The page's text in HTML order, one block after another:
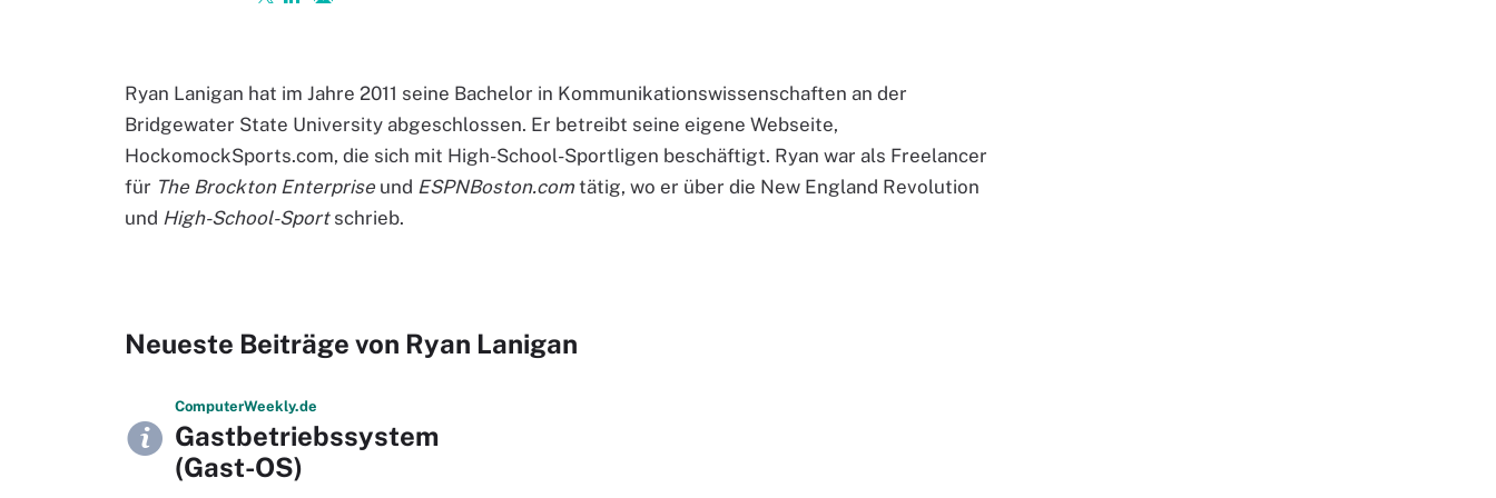
Ryan Lanigan hat im Jahre 2011 seine Bachelor in Kommunikationswissenschaften an der
Bridgewater State University abgeschlossen. Er betreibt seine eigene Webseite,
HockomockSports.com, die sich mit High-School-Sportligen beschäftigt. Ryan war als Freelancer
für The Brockton Enterprise und ESPNBoston.com tätig, wo er über die New England Revolution
und High-School-Sportschrieb.
Neueste Beiträge von Ryan Lanigan
ComputerWeekly.de
Gastbetriebssystem
(Gast-OS)